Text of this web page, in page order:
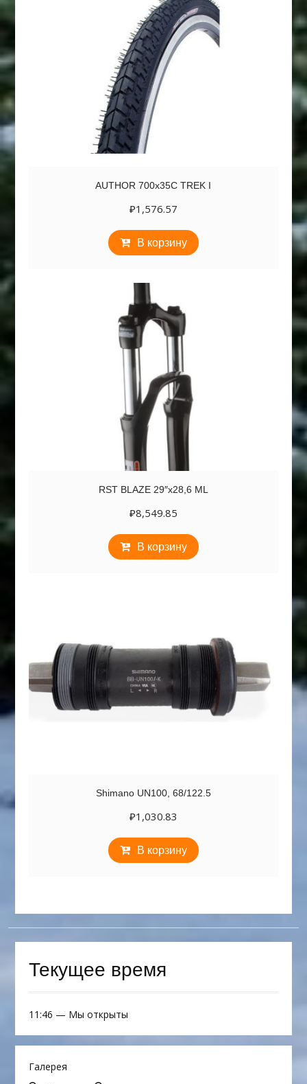
AUTHOR 700х35C TREK I
₽1,576.57
В корзину
RST BLAZE 29″х28,6 ML
₽8,549.85
В корзину
Shimano UN100, 68/122.5
₽1,030.83
В корзину
Текущее время
11:46 — Мы открыты
Галерея